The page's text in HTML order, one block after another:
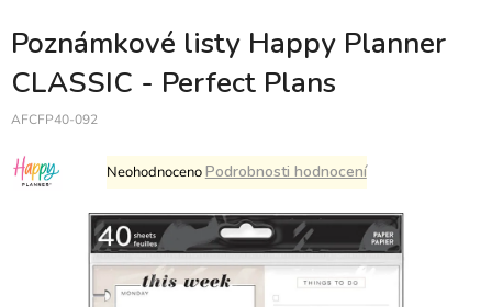
Poznámkové listy Happy Planner
CLASSIC - Perfect Plans
AFCFP40-092
Průměrné
hodnocení
je
0,0
z
5
NeohodnocenoPodrobnosti hodnocení